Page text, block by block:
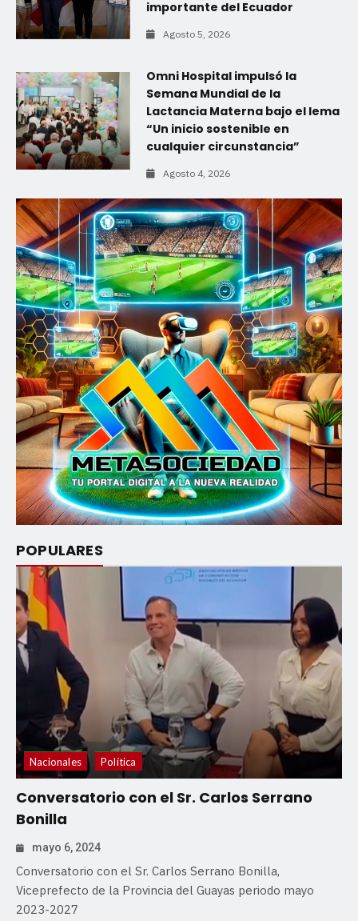
importante del Ecuador
Agosto 5, 2026
Omni Hospital impulsó la
Semana Mundial de la
Lactancia Materna bajo el lema
“Un inicio sostenible en
cualquier circunstancia”
Agosto 4, 2026
POPULARES
Nacionales Política
Conversatorio con el Sr. Carlos Serrano
Bonilla
mayo 6, 2024
Conversatorio con el Sr. Carlos Serrano Bonilla,
Viceprefecto de la Provincia del Guayas periodo mayo
2023-2027